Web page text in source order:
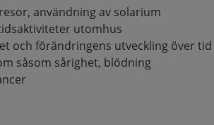
användning av solarium
utomhus
och förändringens utveckling över tid
såsom sårighet, blödning